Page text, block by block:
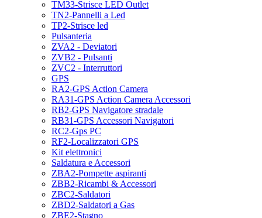
TM33-Strisce LED Outlet
TN2-Pannelli a Led
TP2-Strisce led
Pulsanteria
ZVA2 - Deviatori
ZVB2 - Pulsanti
ZVC2 - Interruttori
GPS
RA2-GPS Action Camera
RA31-GPS Action Camera Accessori
RB2-GPS Navigatore stradale
RB31-GPS Accessori Navigatori
RC2-Gps PC
RF2-Localizzatori GPS
Kit elettronici
Saldatura e Accessori
ZBA2-Pompette aspiranti
ZBB2-Ricambi & Accessori
ZBC2-Saldatori
ZBD2-Saldatori a Gas
ZBE2-Stagno